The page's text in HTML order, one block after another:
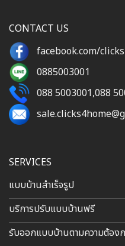
SERVICES
แบบบ้านสำเร็จรูป
บริการปรับแบบบ้านฟรี
รับออกแบบบ้านตามความต้อง
CONTACT US
facebook.com/
0885003001
088 5003001,088